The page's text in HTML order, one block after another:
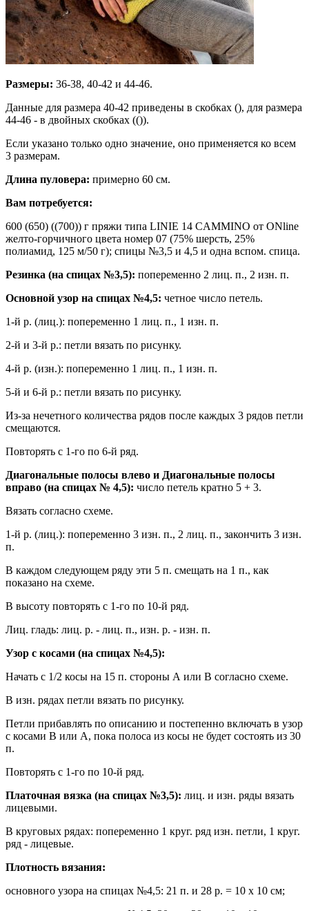
Размеры: 36-38, 40-42 и 44-46.
Данные для размера 40-42 приведены в скобках (), для размера
44-46 - в двойных скобках (()).
Если указано только одно значение, оно применяется ко всем
3 размерам.
Длина пуловера: примерно 60 см.
Вам потребуется:
600 (650) ((700)) г пряжи типа LINIE 14 CAMMINO от ONline
желто-горчичного цвета номер 07 (75% шерсть, 25%
полиамид, 125 м/50 г); спицы №3,5 и 4,5 и одна вспом. спица.
Резинка (на спицах №3,5): попеременно 2 лиц. п., 2 изн. п.
Основной узор на спицах №4,5: четное число петель.
1-й р. (лиц.): попеременно 1 лиц. п., 1 изн. п.
2-й и 3-й р.: петли вязать по рисунку.
4-й р. (изн.): попеременно 1 лиц. п., 1 изн. п.
5-й и 6-й р.: петли вязать по рисунку.
Из-за нечетного количества рядов после каждых 3 рядов петли
смещаются.
Повторять с 1-го по 6-й ряд.
Диагональные полосы влево и Диагональные полосы
вправо (на спицах № 4,5): число петель кратно 5 + 3.
Вязать согласно схеме.
1-й р. (лиц.): попеременно 3 изн. п., 2 лиц. п., закончить 3 изн.
п.
В каждом следующем ряду эти 5 п. смещать на 1 п., как
показано на схеме.
В высоту повторять с 1-го по 10-й ряд.
Лиц. гладь: лиц. р. - лиц. п., изн. р. - изн. п.
Узор с косами (на спицах №4,5):
Начать с 1/2 косы на 15 п. стороны А или В согласно схеме.
В изн. рядах петли вязать по рисунку.
Петли прибавлять по описанию и постепенно включать в узор
с косами В или А, пока полоса из косы не будет состоять из 30
п.
Повторять с 1-го по 10-й ряд.
Платочная вязка (на спицах №3,5): лиц. и изн. ряды вязать
лицевыми.
В круговых рядах: попеременно 1 круг. ряд изн. петли, 1 круг.
ряд - лицевые.
Плотность вязания:
основного узора на спицах №4,5: 21 п. и 28 р. = 10 х 10 см;